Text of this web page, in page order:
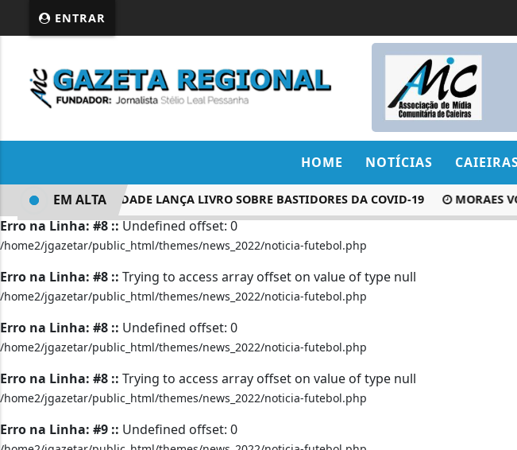
ENTRAR
HOME NOTÍCIAS
NÍSIA TRINDADE LANÇA LIVRO SOBRE BASTIDORES DA COVID-19 MORAES VOLTA
EM ALTA
Erro na Linha: #8 ::Undefined offset: 0
/home2/jgazetar/public_html/themes/news_2022/noticia-futebol.php
Erro na Linha: #8 :: Trying to access array offset on value of type null
/home2/jgazetar/public_html/themes/news_2022/noticia-futebol.php
Erro na Linha: #8 :: Undefined offset: 0
/home2/jgazetar/public_html/themes/news_2022/noticia-futebol.php
Erro na Linha: #8 :: Trying to access array offset on value of type null
/home2/jgazetar/public_html/themes/news_2022/noticia-futebol.php
Erro na Linha: #9 :: Undefined offset: 0